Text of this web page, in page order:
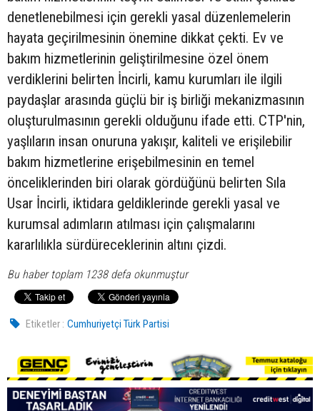
denetlenebilmesi için gerekli yasal düzenlemelerin
hayata geçirilmesinin önemine dikkat çekti. Ev ve
bakım hizmetlerinin geliştirilmesine özel önem
verdiklerini belirten İncirli, kamu kurumları ile ilgili
paydaşlar arasında güçlü bir iş birliği mekanizmasının
oluşturulmasının gerekli olduğunu ifade etti. CTP'nin,
yaşlıların insan onuruna yakışır, kaliteli ve erişilebilir
bakım hizmetlerine erişebilmesinin en temel
önceliklerinden biri olarak gördüğünü belirten Sıla
Usar İncirli, iktidara geldiklerinde gerekli yasal ve
kurumsal adımların atılması için çalışmalarını
kararlılıkla sürdüreceklerinin altını çizdi.
Bu haber toplam 1238 defa okunmuştur
Etiketler : Cumhuriyetçi Türk Partisi